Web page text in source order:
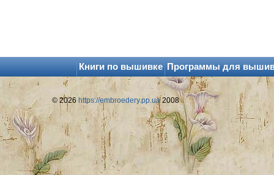
Книги по вышивке Программы для
© 2026 https://embroedery.pp.ua2008